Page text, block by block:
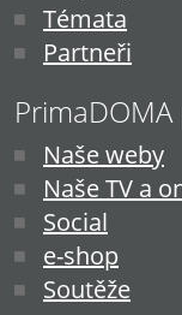
Témata
Partneři
Naše weby
Naše TV a
Social
e-shop
Soutěže